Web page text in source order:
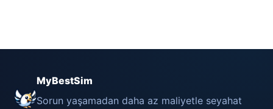
MyBestSim
Sorun yaşamadan daha az maliyetle seyahat